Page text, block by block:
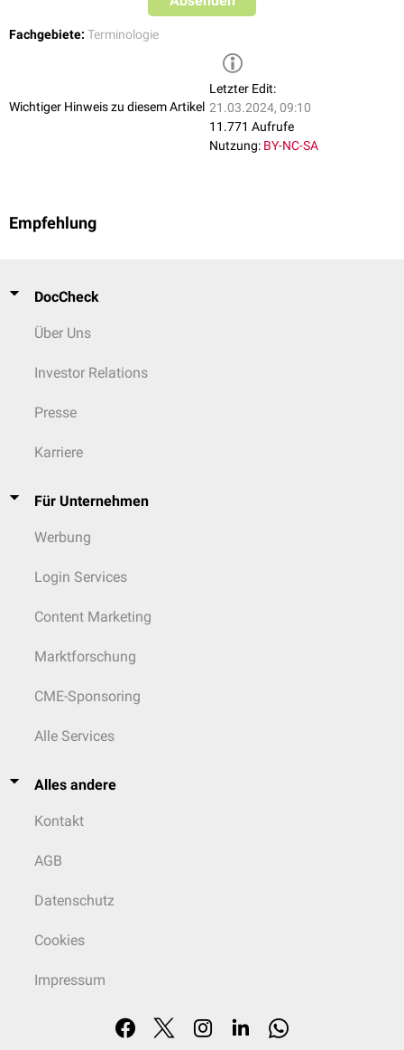
Fachgebiete: Terminologie
Wichtiger Hinweis zu diesem Artikel
Letzter Edit:
21.03.2024, 09:10
11.771 Aufrufe
Nutzung: BY-NC-SA
Empfehlung
DocCheck
Über Uns
Investor Relations
Presse
Karriere
Für Unternehmen
Werbung
Login Services
Content Marketing
Marktforschung
CME-Sponsoring
Alle Services
Alles andere
Kontakt
AGB
Datenschutz
Cookies
Impressum